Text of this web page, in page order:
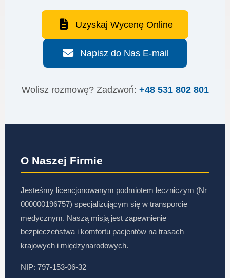
Uzyskaj Wycenę Online
Napisz do Nas E-mail
Wolisz rozmowę? Zadzwoń: +48 531 802 801
O Naszej Firmie
Jesteśmy licencjonowanym podmiotem leczniczym (Nr
000000196757) specjalizującym się w transporcie
medycznym. Naszą misją jest zapewnienie
bezpieczeństwa i komfortu pacjentów na trasach
krajowych i międzynarodowych.
NIP: 797-153-06-32